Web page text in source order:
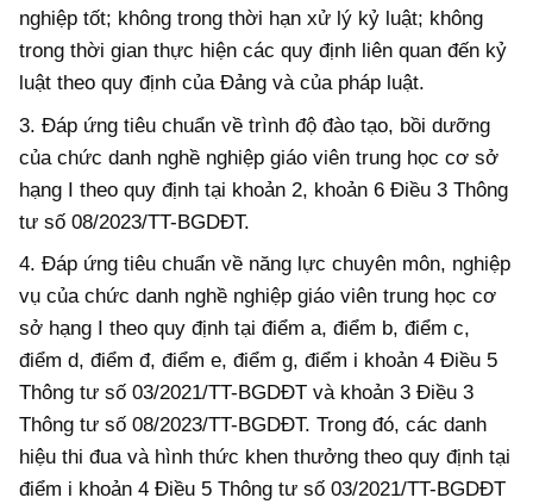
nghiệp tốt; không trong thời hạn xử lý kỷ luật; không
trong thời gian thực hiện các quy định liên quan đến kỷ
luật theo quy định của Đảng và của pháp luật.
3. Đáp ứng tiêu chuẩn về trình độ đào tạo, bồi dưỡng
của chức danh nghề nghiệp giáo viên trung học cơ sở
hạng I theo quy định tại khoản 2, khoản 6 Điều 3 Thông
tư số 08/2023/TT-BGDĐT.
4. Đáp ứng tiêu chuẩn về năng lực chuyên môn, nghiệp
vụ của chức danh nghề nghiệp giáo viên trung học cơ
sở hạng I theo quy định tại điểm a, điểm b, điểm c,
điểm d, điểm đ, điểm e, điểm g, điểm i khoản 4 Điều 5
Thông tư số 03/2021/TT-BGDĐT và khoản 3 Điều 3
Thông tư số 08/2023/TT-BGDĐT. Trong đó, các danh
hiệu thi đua và hình thức khen thưởng theo quy định tại
điểm i khoản 4 Điều 5 Thông tư số 03/2021/TT-BGDĐT